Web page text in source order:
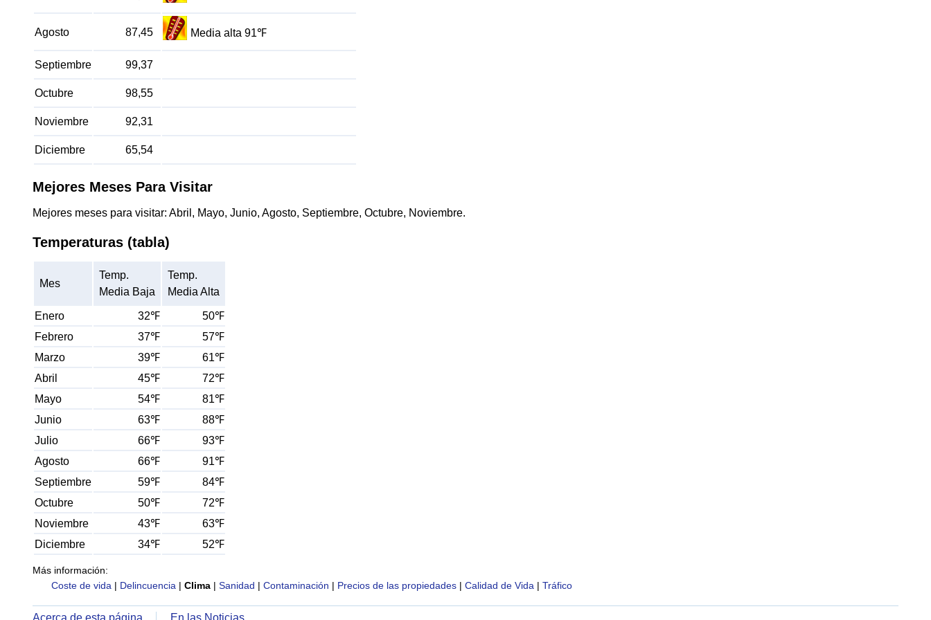
Agosto 87,45 Media alta 91℉
Septiembre 99,37
Octubre 98,55
Noviembre 92,31
Diciembre 65,54
Mejores Meses Para Visitar
Mejores meses para visitar: Abril, Mayo, Junio, Agosto, Septiembre, Octubre, Noviembre.
Temperaturas (tabla)
Mes
Temp.
Media Baja
Temp.
Media Alta
Enero 32℉
50℉
Febrero
37℉
57℉
Marzo
39℉
61℉
Abril
45℉
72℉
Mayo
54℉
81℉
Junio
63℉
88℉
Julio
66℉
93℉
Agosto
66℉
91℉
Septiembre
59℉
84℉
Octubre
50℉
72℉
Noviembre
43℉
63℉
Diciembre
34℉ 52℉
Más información:
Coste de vida | Delincuencia | Clima | Sanidad | Contaminación | Precios de las propiedades | Calidad de Vida | Tráfico
Acerca de esta página En las Noticias